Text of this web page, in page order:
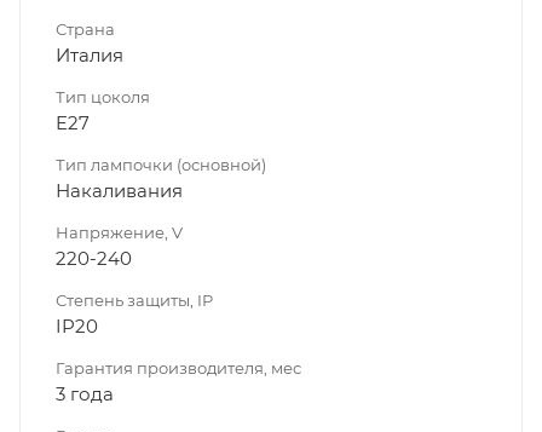
Страна
Италия
Тип цоколя
E27
Тип лампочки (основной)
Накаливания
Напряжение, V
220-240
Степень защиты, IP
IP20
Гарантия производителя, мес
3 года